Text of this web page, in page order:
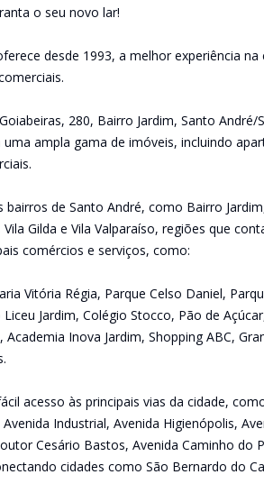
o seu novo lar!
desde 1993, a melhor experiência
280, Bairro Jardim, Santo
uma ampla gama de imóveis, incluindo
de Santo André, como Bairro
Vila Gilda e Vila Valparaíso, regiões que
comércios e serviços, como:
Vitória Régia, Parque Celso Daniel,
Jardim, Colégio Stocco, Pão de
Academia Inova Jardim, Shopping ABC,
acesso às principais vias da cidade,
Industrial, Avenida Higienópolis,
Cesário Bastos, Avenida Caminho do
cidades como São Bernardo do